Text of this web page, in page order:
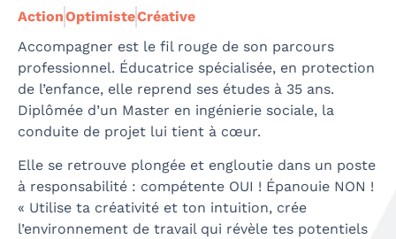
ActionOptimisteCréative
Accompagner est le fil rouge de son parcours
professionnel. Éducatrice spécialisée, en protection
de l’enfance, elle reprend ses études à 35 ans.
Diplômée d’un Master en ingénierie sociale, la
conduite de projet lui tient à cœur.
Elle se retrouve plongée et engloutie dans un poste
à responsabilité : compétente OUI ! Épanouie NON !
« Utilise ta créativité et ton intuition, crée
l’environnement de travail qui révèle tes potentiels